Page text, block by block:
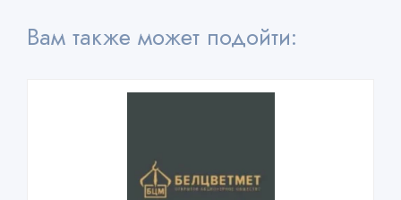
Вам также может подойти: